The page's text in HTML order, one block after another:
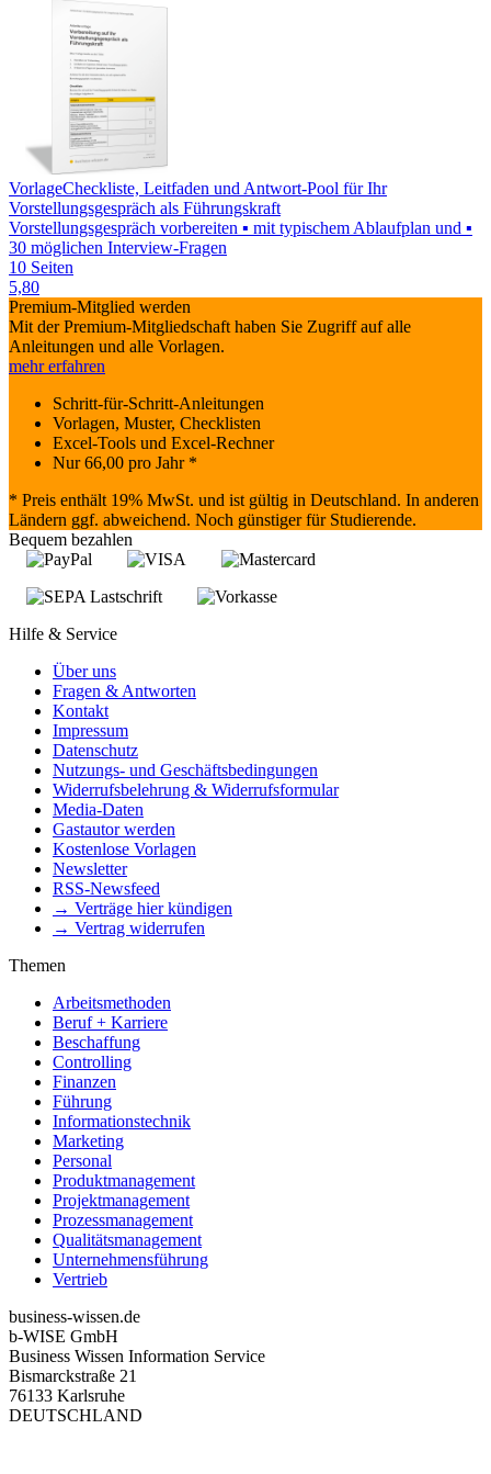
VorlageCheckliste, Leitfaden und Antwort-Pool für Ihr
Vorstellungsgespräch als Führungskraft
Vorstellungsgespräch vorbereiten ▪ mit typischem Ablaufplan und ▪
30 möglichen Interview-Fragen
10 Seiten
5,80
Premium-Mitglied werden
Mit der Premium-Mitgliedschaft haben Sie Zugriff auf alle
Anleitungen und alle Vorlagen.
mehr erfahren
Schritt-für-Schritt-Anleitungen
Vorlagen, Muster, Checklisten
Excel-Tools und Excel-Rechner
Nur66,00 pro Jahr *
* Preis enthält 19% MwSt. und ist gültig in Deutschland. In anderen
Ländern ggf. abweichend. Noch günstiger für Studierende.
Bequem bezahlen
Hilfe & Service
Über uns
Fragen & Antworten
Kontakt
Impressum
Datenschutz
Nutzungs- und Geschäftsbedingungen
Widerrufsbelehrung & Widerrufsformular
Media-Daten
Gastautor werden
Kostenlose Vorlagen
Newsletter
RSS-Newsfeed
→ Verträge hier kündigen
→ Vertrag widerrufen
Themen
Arbeitsmethoden
Beruf + Karriere
Beschaffung
Controlling
Finanzen
Führung
Informationstechnik
Marketing
Personal
Produktmanagement
Projektmanagement
Prozessmanagement
Qualitätsmanagement
Unternehmensführung
Vertrieb
business-wissen.de
b-WISE GmbH
Business Wissen Information Service
Bismarckstraße 21
76133 Karlsruhe
DEUTSCHLAND